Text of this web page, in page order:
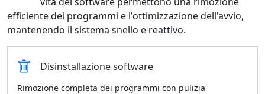
efficiente dei programmi e l'ottimizzazione dell'avvio,
mantenendo il sistema snello e reattivo.
Disinstallazione software
Rimozione completa dei programmi con pulizia